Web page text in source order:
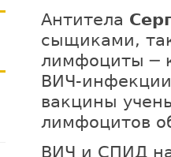
Антитела
сыщиками,
лимфоциты ─
ВИЧ-
вакцины
лимфоцитов
ВИЧ и СПИД